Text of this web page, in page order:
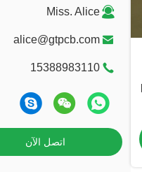
Miss. Alice
alice@gtpcb.com
15388983110
اتصل الآن